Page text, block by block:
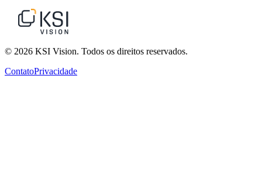
© 2026 KSI Vision. Todos os direitos reservados.
ContatoPrivacidade